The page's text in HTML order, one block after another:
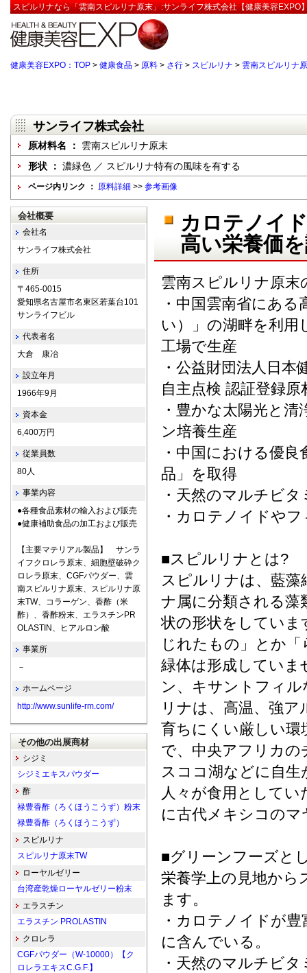
スピルリナなら「雲南スピルリナ原末」:サンライフ株式会社【健康美容EXPO
健康美容EXPO：TOP > 健康食品 > 原料 > さ行 > スピルリナ > 雲南スピルリナ
サンライフ株式会社
原材料名 ： 雲南スピルリナ原末
形状 ： 濃緑色 ／ スピルリナ特有の風味を有する
ページ内リンク ： 原料詳細 >> 参考画像
カロテノイ
高い栄養価
雲南スピルリナ原末
・中国雲南省にあ
い）」の湖畔を利用
工場で生産
・公益財団法人日本
自主点検 認証登録原
・豊かな太陽光と
ン培養生産
・中国における優
品」を取得
・天然のマルチビ
・カロテノイドや
■スピルリナとは?
スピルリナは、藍
ナ属に分類される藻
状の形状をしてい
じれたもの」とか
緑体は形成してい
ン、キサントフィ
リナは、高温、強
育ちにくい厳しい環
で、中央アフリカ
スココ湖などに自
人々が食用として
に古代メキシコの
■グリーンフーズと
栄養学上の見地から
ます。
・カロテノイドが
に含んでいる。
・天然のマルチビ
会社概要
会社名
サンライフ株式会社
住所
〒465-0015
愛知県名古屋市名東区若葉台101
サンライフビル
代表者名
大倉 康冶
設立年月
1966年9月
資本金
6,400万円
従業員数
80人
事業内容
●各種食品素材の輸入および販売
●健康補助食品の加工および販売
【主要マテリアル製品】 サンラ
イフクロレラ原末、細胞壁破砕ク
ロレラ原末、CGFパウダー、雲
南スピルリナ原末、スピルリナ原
末TW、コラーゲン、香酢（米
酢）、香酢粉末、エラスチンPR
OLASTIN、ヒアルロン酸
事業所
－
ホームページ
http://www.sunlife-rm.com/
その他の出展商材
シジミ
シジミエキスパウダー
酢
禄豊香酢（ろくほうこうず）粉末
禄豊香酢（ろくほうこうず）
スピルリナ
スピルリナ原末TW
ローヤルゼリー
台湾産乾燥ローヤルゼリー粉末
エラスチン
エラスチン PROLASTIN
クロレラ
CGFパウダー（W-10000）【ク
ロレラエキスC.G.F.】